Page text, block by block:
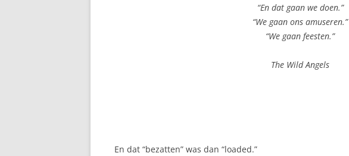
“En dat gaan we doen.”
“We gaan ons amuseren.”
“We gaan feesten.”
The Wild Angels
En dat “bezatten” was dan “loaded.”